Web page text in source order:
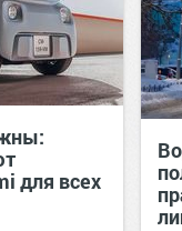
для всех